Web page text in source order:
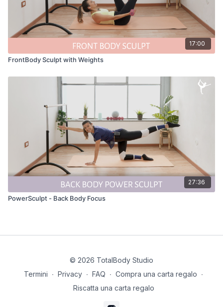
17:00
FrontBody Sculpt with Weights
27:36
PowerSculpt - Back Body Focus
© 2026 TotalBody Studio
Termini ∙ Privacy ∙ FAQ ∙ Compra una carta regalo ∙
Riscatta una carta regalo